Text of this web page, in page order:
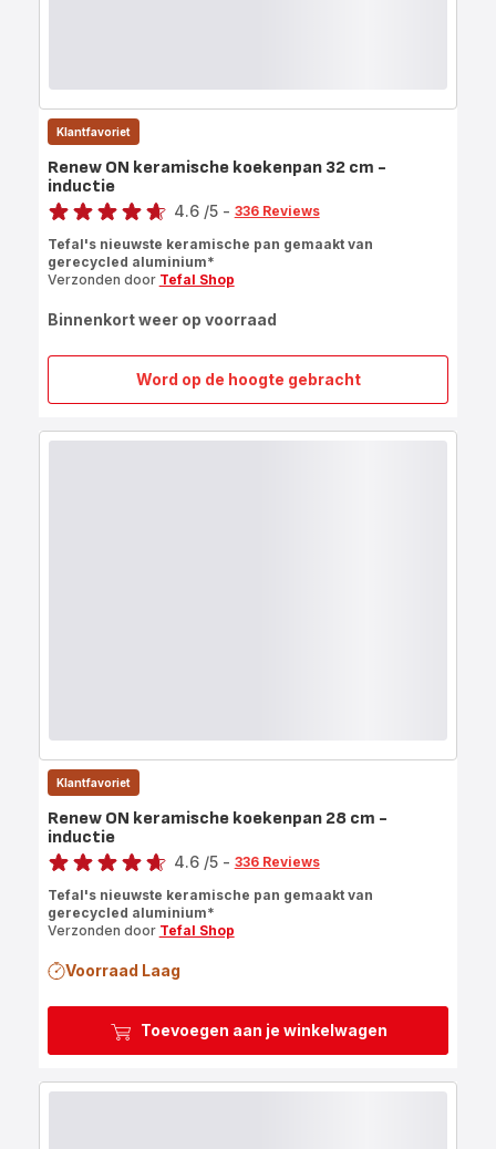
Word op de hoogte gebracht
Renew
keramische
Klantfavoriet
Renew ON keramische koekenpan 32 cm -
inductie
Score
4.6 /5 - 336 Reviews
Tefal's nieuwste keramische pan gemaakt van
gerecycled aluminium*
Verzonden door Tefal Shop
Binnenkort weer op voorraad
Toevoegen aan je winkelwagen
Klantfavoriet
Renew ON keramische koekenpan 28 cm -
inductie
Score
4.6 /5 - 336 Reviews
Tefal's nieuwste keramische pan gemaakt van
gerecycled aluminium*
Verzonden door Tefal Shop
Voorraad Laag